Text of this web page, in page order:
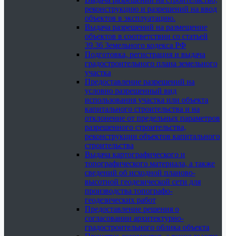
реконструкцию и разрешений на ввод
объектов в эксплуатацию.
Выдача разрешений на размещение
объектов в соответствии со статьей
39.36 Земельного кодекса РФ
Подготовка, регистрация и выдача
градостроительного плана земельного
участка
Предоставление разрешений на
условно разрешенный вид
использования участка или объекта
капитального строительства и на
отклонение от предельных параметров
разрешенного строительства,
реконструкции объектов капитального
строительства
Выдача картографического и
топографического материала, а также
сведений об исходной планово-
высотной геодезической сети для
производства топографо-
геодезических работ
Предоставление решения о
согласовании архитектурно-
градостроительного облика объекта